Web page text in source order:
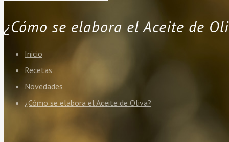
¿Cómo se elabora el Aceite de
Inicio
Recetas
Novedades
¿Cómo se elabora el Aceite de Oliva?